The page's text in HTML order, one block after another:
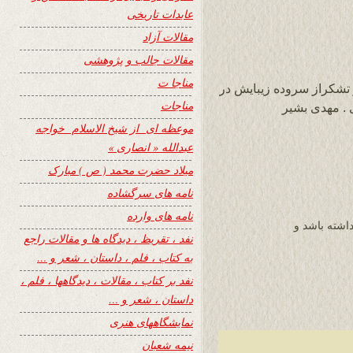
سروده زیبایش در
. مهدی بشیر
باشد و
عابدات تاریخی
مقالات آزاد
مقالات جالب و پژوهشی
مناجا ت
مناجات
موعظه ای از شیخ الاسلام خواجه
عبدالله « انصاری »
میلاد حضرت محمد ( ص ) مبارک
نامه های سرگشاده
نامه های وارده
نفد ، تقریظ ، دیدگاه ها و مقالات راجع
به کتاب ، فلم ، داستان ، شعر و …
نفد بر کتاب ، مقالات ، دیدگاهها ، فلم ،
داستان ، شعر و …
نمایشگاههای هنری
نیمه شعبان